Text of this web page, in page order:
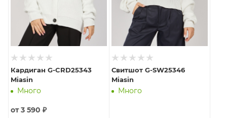
Кардиган G-CRD25343
Miasin
Много
от3 590 ₽
Свитшот G-SW25346
Miasin
Много